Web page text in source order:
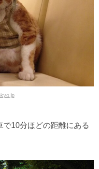
10分ほどの距離にある